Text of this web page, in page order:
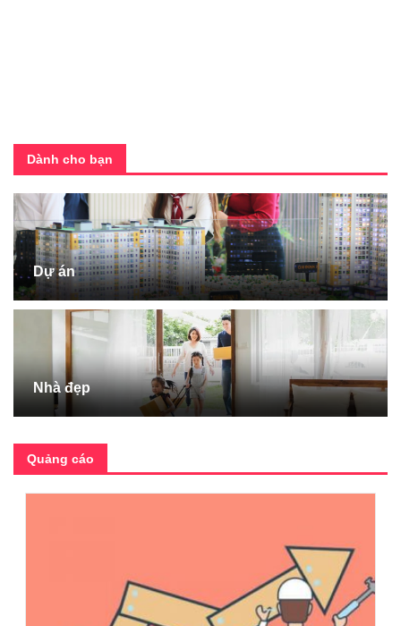
Dành cho bạn
Dự án
Nhà đẹp
Quảng cáo